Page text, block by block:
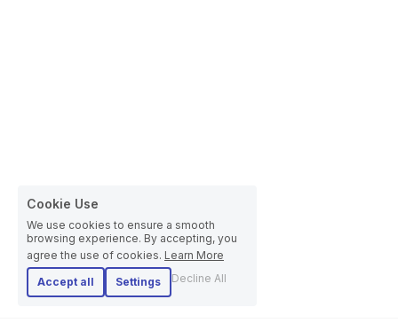
Cookie Use
We use cookies to ensure a smooth
browsing experience. By accepting, you
agree the use of cookies. Learn More
Accept all
Settings Decline All